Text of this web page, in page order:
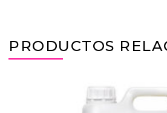
PRODUCTOS